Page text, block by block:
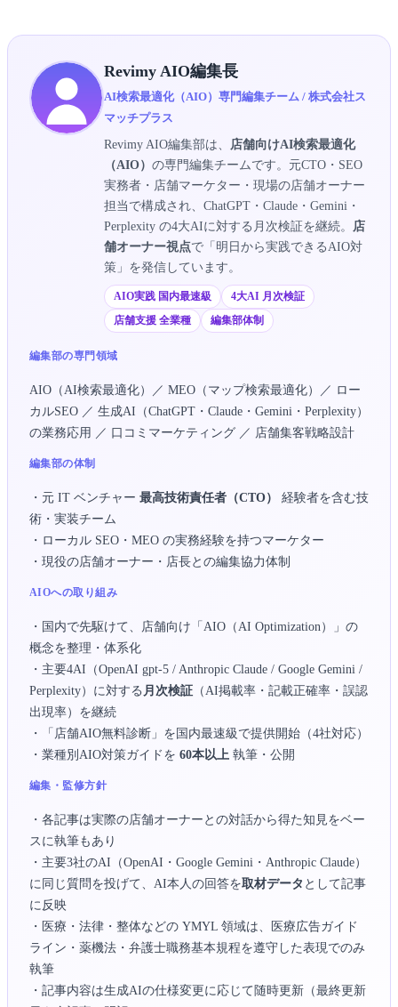
Revimy AIO編集長
AI検索最適化（AIO）専門編集チーム / 株式会社ス
マッチプラス
Revimy AIO編集部は、
店舗向けAI検索最適化
（AIO） の専門編集チームです。元CTO・SEO
実務者・店舗マーケター・現場の店舗オーナー
担当で構成され、ChatGPT・Claude・Gemini・
Perplexity の4大AIに対する月次検証を継続。
店
舗オーナー視点で「明日から実践できるAIO対
策」を発信しています。
AIO実践 国内最速級
4大AI 月次検証
店舗支援 全業種
編集部体制
編集部の専門領域
AIO（AI検索最適化）／ MEO（マップ検索最適化）／ ロー
カルSEO ／ 生成AI（ChatGPT・Claude・Gemini・Perplexity）
の業務応用 ／ 口コミマーケティング ／ 店舗集客戦略設計
編集部の体制
・元 IT ベンチャー 最高技術責任者（CTO）
経験者を含む技
術・実装チーム
・ローカル SEO・MEO の実務経験を持つマーケター
・現役の店舗オーナー・店長との編集協力体制
AIOへの取り組み
・国内で先駆けて、店舗向け「AIO（AI Optimization）」の
概念を整理・体系化
・主要4AI（OpenAI gpt-5 / Anthropic Claude / Google Gemini /
Perplexity）に対する 月次検証 （AI掲載率・記載正確率・誤認
出現率）を継続
・「店舗AIO無料診断」を国内最速級で提供開始（4社対応）
・業種別AIO対策ガイドを 60本以上 執筆・公開
編集・監修方針
・各記事は実際の店舗オーナーとの対話から得た知見をベー
スに執筆もあり
・主要3社のAI（OpenAI・Google Gemini・Anthropic Claude）
に同じ質問を投げて、AI本人の回答を取材データ として記事
に反映
・医療・法律・整体などの YMYL 領域は、医療広告ガイド
ライン・薬機法・弁護士職務基本規程を遵守した表現でのみ
執筆
・記事内容は生成AIの仕様変更に応じて随時更新（最終更新